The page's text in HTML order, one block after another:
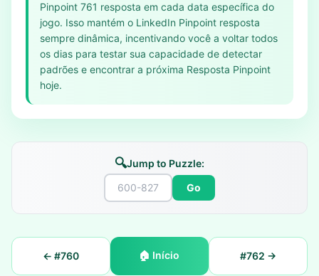
Pinpoint 761 resposta em cada data específica do
jogo. Isso mantém o LinkedIn Pinpoint resposta
sempre dinâmica, incentivando você a voltar todos
os dias para testar sua capacidade de detectar
padrões e encontrar a próxima Resposta Pinpoint
hoje.
🔍Jump to Puzzle:
Go
← #760 🏠 Início #762 →